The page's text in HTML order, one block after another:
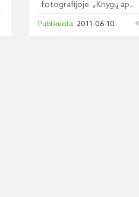
fotografijoje. „Knygų ap...
2011-06-10